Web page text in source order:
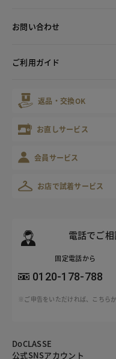
お問い合わせ
ご利用ガイド
返品・交換OK
お直しサービス
会員サービス
お店で試着サービス
電話でご相
固定電話から
0120-178-788
※ご申告をいただければ、こちら
DoCLASSE
公式SNSアカウント